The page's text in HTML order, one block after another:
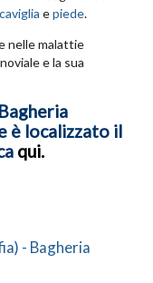
caviglia epiede.
nelle malattie
e la sua
è localizzato il
qui.
- Bagheria